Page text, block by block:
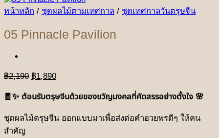
หน้าหลัก / ชุดผลไม้ตามเทศกาล / ชุดเทศกาลวันตรุษจีน
05 Pinnacle Pavilion
฿2,190 Original
was:
฿1,890Current
is:
🧧✨ ต้อนรับตรุษจีนด้วยของขวัญมงคลที่คัดสรรอย่างตั้งใจ 🌸
ชุดผลไม้ตรุษจีน ออกแบบมาเพื่อส่งต่อคำอวยพรดีๆ ให้คน
สำคัญ